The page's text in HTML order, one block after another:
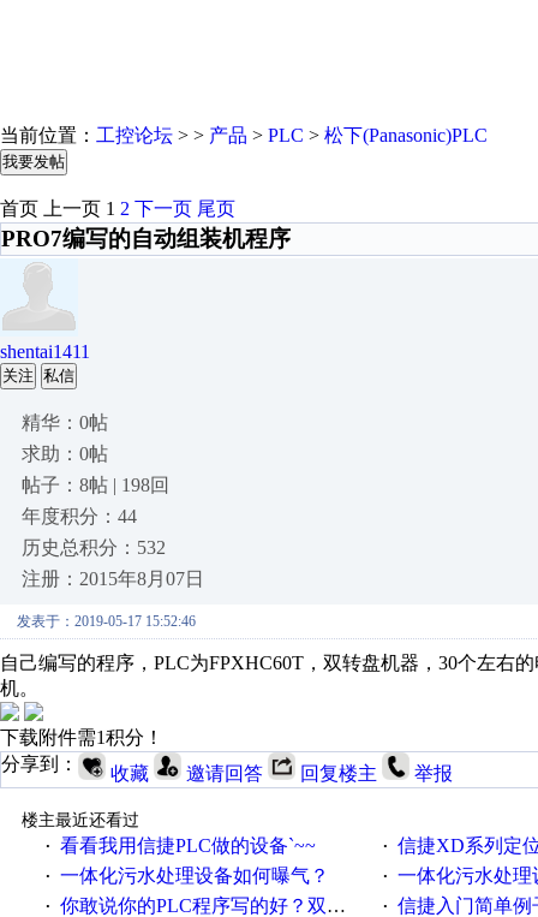
当前位置： 工控论坛 > > 产品 > PLC > 松下(Panasonic)PLC
我要发帖
首页 上一页 1 2 下一页 尾页
PRO7编写的自动组装机程序
shentai1411
关注 私信
精华：0帖
求助：0帖
帖子：8帖 | 198回
年度积分：44
历史总积分：532
注册：2015年8月07日
发表于：2019-05-17 15:52:46
自己编写的程序，PLC为FPXHC60T，双转盘机器，30个左右
机。
下载附件需1积分！
分享到：
收藏 邀请回答 回复楼主 举报
楼主最近还看过
· 看看我用信捷PLC做的设备`~~ · 信捷XD系列定
· 一体化污水处理设备如何曝气？ · 一体化污水处
· 你敢说你的PLC程序写的好？双伺服控制信捷PLC程序 · 信捷入门简单例